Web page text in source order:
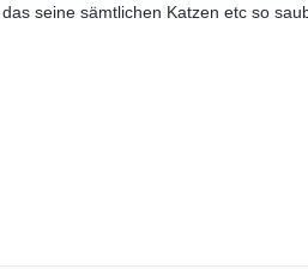
das seine sämtlichen Katzen etc so